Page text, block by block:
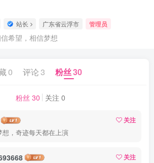
站长 广东省云浮市 管理员
希望，相信梦想
0 评论 3 粉丝30
粉丝 30 关注 0
关注
想，奇迹每天都在上演
关注